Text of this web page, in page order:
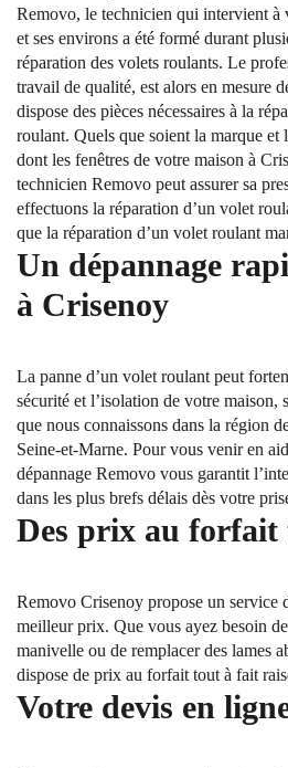
Removo, le technicien qui intervient à
et ses environs a été formé durant
réparation des volets roulants. Le
travail de qualité, est alors en mesure
dispose des pièces nécessaires à la
roulant. Quels que soient la marque et
dont les fenêtres de votre maison à
technicien Removo peut assurer sa
effectuons la réparation d’un volet
que la réparation d’un volet roulant
Un dépannage
à Crisenoy
La panne d’un volet roulant peut
sécurité et l’isolation de votre maison,
que nous connaissons dans la région
Seine-et-Marne. Pour vous venir en
dépannage Removo vous garantit
dans les plus brefs délais dès votre
Des prix au forfait
Removo Crisenoy propose un service
meilleur prix. Que vous ayez besoin
manivelle ou de remplacer des lames
dispose de prix au forfait tout à fait
Votre devis en